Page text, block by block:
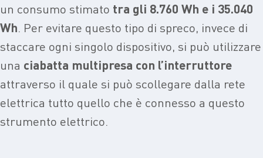
un consumo stimato tra gli 8.760 Wh e i 35.040
Wh. Per evitare questo tipo di spreco, invece di
staccare ogni singolo dispositivo, si può utilizzare
una ciabatta multipresa con l’interruttore
attraverso il quale si può scollegare dalla rete
elettrica tutto quello che è connesso a questo
strumento elettrico.